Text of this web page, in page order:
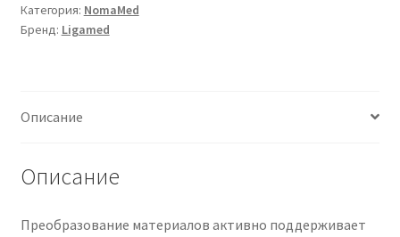
|
15151-
17251060
Категория: NomaMed
Бренд: Ligamed
Описание
Описание
Преобразование материалов активно поддерживает